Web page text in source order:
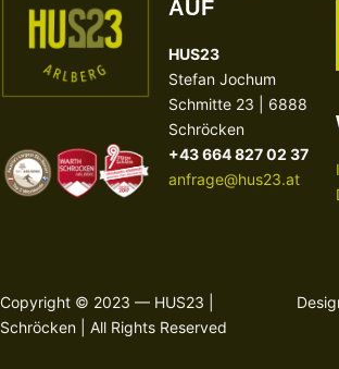
AUF
HUS23
Stefan Jochum
Schmitte 23 | 6888
Schröcken
+43 664 827 02 37
anfrage@hus23.at
Copyright © 2023 — HUS23 |
Schröcken | All Rights Reserved